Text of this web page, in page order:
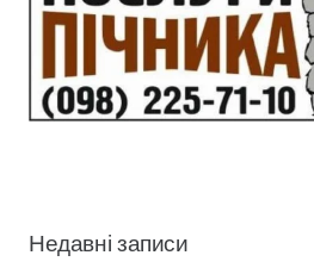
Недавні записи